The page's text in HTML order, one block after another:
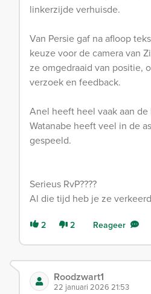
linkerzijde verhuisde.
Van Persie gaf na afloop
keuze voor de camera van
ze omgedraaid van positie,
verzoek en feedback.
Anel heeft heel vaak aan
Watanabe heeft veel in de
gespeeld.
Serieus RvP????
Al die tijd heb je ze
2 2 Reageer
Roodzwart1
22 januari 2026 21:53